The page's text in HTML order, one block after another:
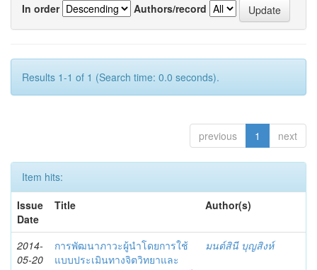
In order
Authors/record
Results 1-1 of 1 (Search time: 0.0 seconds).
previous 1 next
Item hits:
Issue
Date
Title Author(s)
2014-
05-20
การพัฒนาภาวะผู้นำโดยการใช้
แบบประเมินทางจิตวิทยาและ
มนต์สินี บุญสิงห์